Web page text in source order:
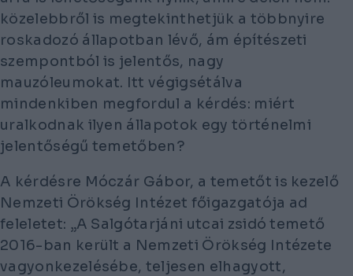
közelebbről is megtekinthetjük a többnyire
roskadozó állapotban lévő, ám építészeti
szempontból is jelentős, nagy
mauzóleumokat. Itt végigsétálva
mindenkiben megfordul a kérdés: miért
uralkodnak ilyen állapotok egy történelmi
jelentőségű temetőben?
A kérdésre Móczár Gábor, a temetőt is kezelő
Nemzeti Örökség Intézet főigazgatója ad
feleletet: „A Salgótarjáni utcai zsidó temető
2016-ban került a Nemzeti Örökség Intézete
vagyonkezelésébe, teljesen elhagyott,